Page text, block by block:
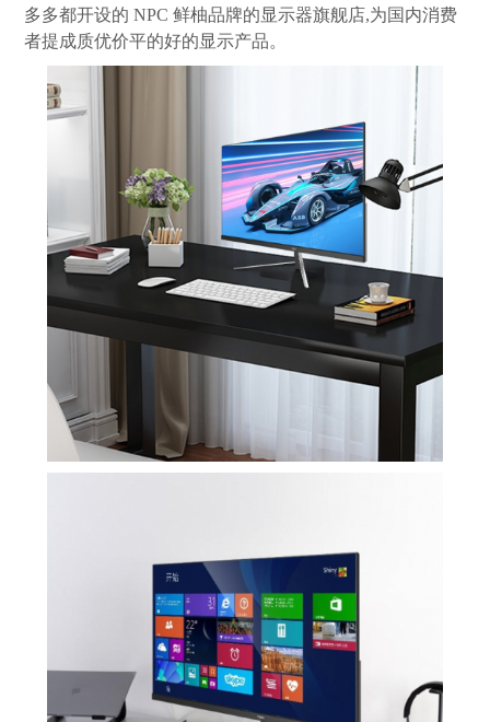
多多都开设的 NPC 鲜柚品牌的显示器旗舰店,为国内消费
者提成质优价平的好的显示产品。